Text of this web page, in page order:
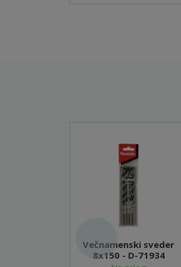
Večnamenski sveder
8x150 - D-71934